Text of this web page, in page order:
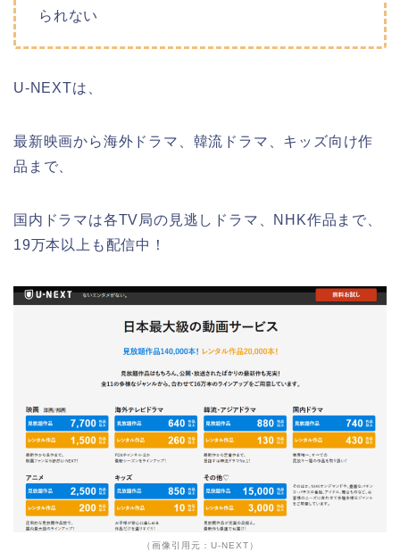
られない
U-NEXTは、
最新映画から海外ドラマ、韓流ドラマ、キッズ向け作
品まで、
国内ドラマは各TV局の見逃しドラマ、NHK作品まで、
19万本以上も配信中！
（画像引用元：U-NEXT）